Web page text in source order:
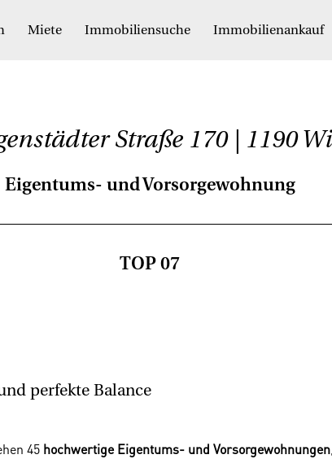
Miete Immobiliensuche Immobilienankauf
Straße 170 | 1190
Eigentums- und Vorsorgewohnung
TOP 07
perfekte Balance
45 hochwertige Eigentums- und Vorsorgewohnungen